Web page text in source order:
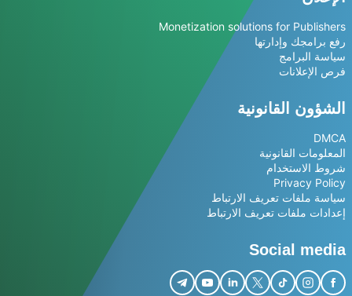
Monetization solutions for Publishers
رفع برامجك وإدارتها
سياسة البرامج
فرص الإعلانات
الشؤون القانونية
DMCA
المعلومات القانونية
شروط الاستخدام
Privacy Policy
سياسة ملفات تعريف الارتباط
إعدادات ملفات تعريف الارتباط
Social media